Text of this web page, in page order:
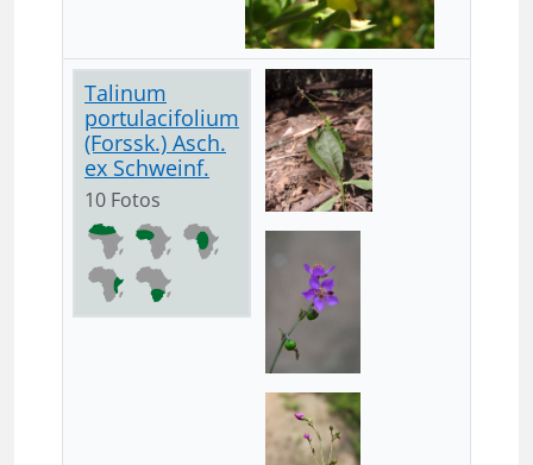
Talinum
portulacifolium
(Forssk.) Asch.
ex Schweinf.
10 Fotos